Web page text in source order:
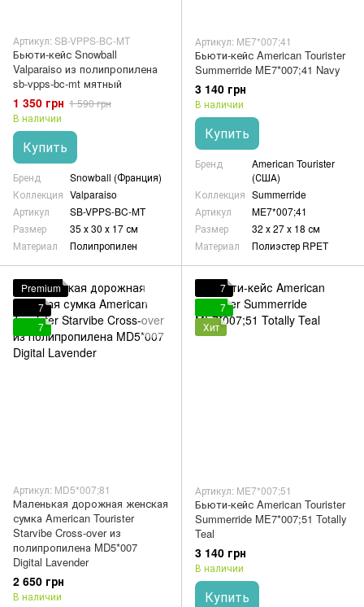
Артикул: SB-VPPS-BC-MT
Бьюти-кейс Snowball
Valparaiso из полипропилена
sb-vpps-bc-mt мятный
1 350 грн 1 590 грн
В наличии
Купить
Бренд
Snowball (Франция)
Коллекция Valparaiso
Артикул
SB-VPPS-BC-MT
Размер
35 х 30 х 17 см
Материал
Полипропилен
Артикул: ME7*007;41
Бьюти-кейс American Tourister
Summerride ME7*007;41 Navy
3 140 грн
В наличии
Купить
Бренд
American Tourister
(США)
Коллекция Summerride
Артикул
ME7*007;41
Размер
32 х 27 х 18 см
Материал
Полиэстер RPET
Premium
7
7
Артикул: MD5*007;81
Маленькая дорожная женская
сумка American Tourister
Starvibe Cross-over из
полипропилена MD5*007
Digital Lavender
2 650 грн
В наличии
7
7
Хит
Артикул: ME7*007;51
Бьюти-кейс American Tourister
Summerride ME7*007;51 Totally
Teal
3 140 грн
В наличии
Купить